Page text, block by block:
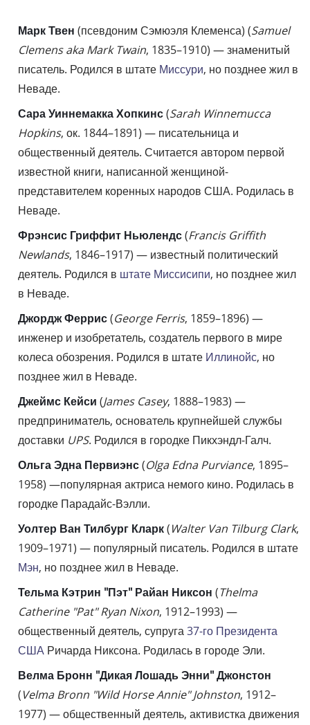
Марк Твен (псевдоним Сэмюэля Клеменса) (Samuel
Clemens aka Mark Twain, 1835–1910) — знаменитый
писатель. Родился в штате Миссури, но позднее жил в
Неваде.
Сара Уиннемакка Хопкинс(Sarah Winnemucca
Hopkins, ок. 1844–1891) — писательница и
общественный деятель. Считается автором первой
известной книги, написанной женщиной-
представителем коренных народов США. Родилась в
Неваде.
Фрэнсис Гриффит Ньюлендс(Francis Griffith
Newlands, 1846–1917) — известный политический
деятель. Родился в штате Миссисипи, но позднее жил
в Неваде.
Джордж Феррис(George Ferris, 1859–1896) —
инженер и изобретатель, создатель первого в мире
колеса обозрения. Родился в штате Иллинойс, но
позднее жил в Неваде.
Джеймс Кейси (James Casey, 1888–1983) —
предприниматель, основатель крупнейшей службы
доставки UPS. Родился в городке Пикхэндл-Галч.
Ольга Эдна Первиэнс(Olga Edna Purviance, 1895–
1958) —популярная актриса немого кино. Родилась в
городке Парадайс-Вэлли.
Уолтер Ван Тилбург Кларк(Walter Van Tilburg Clark,
1909–1971) — популярный писатель. Родился в штате
Мэн, но позднее жил в Неваде.
Тельма Кэтрин "Пэт" Райан Никсон (Thelma
Catherine "Pat" Ryan Nixon, 1912–1993) —
общественный деятель, супруга37-го Президента
США Ричарда Никсона. Родилась в городе Эли.
Велма Бронн "Дикая Лошадь Энни" Джонстон
(Velma Bronn "Wild Horse Annie" Johnston, 1912–
1977) — общественный деятель, активистка движения